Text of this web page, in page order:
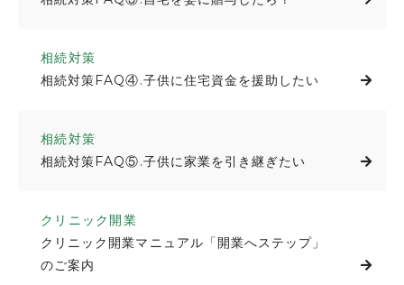
相続対策
相続対策FAQ④.子供に住宅資金を援助したい
相続対策
相続対策FAQ⑤.子供に家業を引き継ぎたい
クリニック開業
クリニック開業マニュアル「開業へステップ」
のご案内